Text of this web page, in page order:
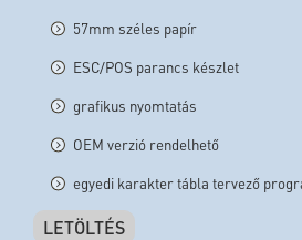
57mm széles papír
ESC/POS parancs készlet
grafikus nyomtatás
OEM verzió rendelhető
egyedi karakter tábla tervező
LETÖLTÉS